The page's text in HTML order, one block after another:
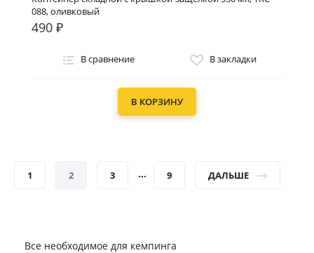
088, оливковый
490 ₽
В сравнение В закладки
В КОРЗИНУ
1 2 3 ... 9 ДАЛЬШЕ
Все необходимое для кемпинга